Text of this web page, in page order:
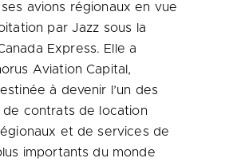
avions régionaux en vue
par Jazz sous la
Express. Elle a
Aviation Capital,
à devenir l’un des
de contrats de location
et de services de
importants du monde